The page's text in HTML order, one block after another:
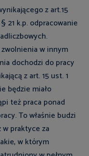
z art.15
21 k.p. odpracowanie
w innym
dochodzi do pracy
z art. 15 ust. 1
będzie miało
też praca ponad
To właśnie budzi
praktyce za
w którym